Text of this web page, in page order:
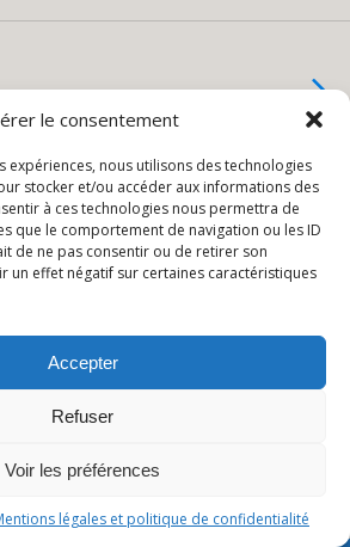
le consentement
expériences, nous utilisons des technologies
stocker et/ou accéder aux informations des
à ces technologies nous permettra de
que le comportement de navigation ou les ID
de ne pas consentir ou de retirer son
un effet négatif sur certaines caractéristiques
Accepter
Refuser
Voir les préférences
légales et politique de confidentialité
Supplémentaires De Cette Catégorie…
Retour au début
Bureau